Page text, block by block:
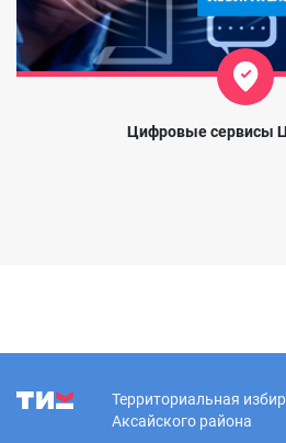
Цифровые сервисы
Территориальная
Аксайского района